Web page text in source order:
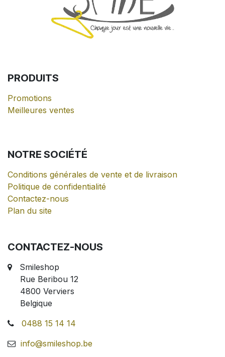
PRODUITS
Promotions
Meilleures ventes
NOTRE SOCIÉTÉ
Conditions générales de vente et de livraison
Politique de confidentialité
Contactez-nous
Plan du site
CONTACTEZ-NOUS
Smileshop
Rue Beribou 12
4800 Verviers
Belgique
0488 15 14 14
info@smileshop.be